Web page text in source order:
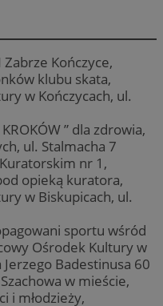
Zabrze Kończyce,
klubu skata,
w Kończycach, ul.
” dla zdrowia,
ul. Stalmacha 7
nr 1,
opieką kuratora,
w Biskupicach, ul.
sportu wśród
Ośrodek Kultury w
Badestinusa 60
w mieście,
i młodzieży,